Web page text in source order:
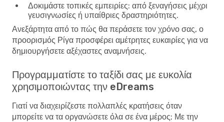
Δοκιμάστε τοπικές εμπειρίες: από ξεναγήσεις μέχρι
γευσιγνωσίες ή υπαίθριες δραστηριότητες.
Ανεξάρτητα από το πώς θα περάσετε τον χρόνο σας, ο
προορισμός Ρίγα προσφέρει αμέτρητες ευκαιρίες για να
δημιουργήσετε αξέχαστες αναμνήσεις.
Προγραμματίστε το ταξίδι σας με ευκολία
χρησιμοποιώντας την eDreams
Γιατί να διαχειρίζεστε πολλαπλές κρατήσεις όταν
μπορείτε να τα οργανώσετε όλα σε ένα μέρος; Με την